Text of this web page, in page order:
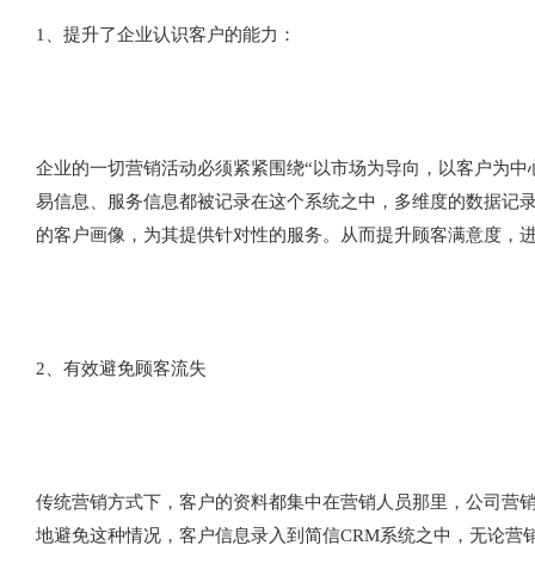
1、提升了企业认识客户的能力：
企业的一切营销活动必须紧紧围绕“以市场为导向，以客户为中
易信息、服务信息都被记录在这个系统之中，多维度的数据记
的客户画像，为其提供针对性的服务。从而提升顾客满意度，
2、有效避免顾客流失
传统营销方式下，客户的资料都集中在营销人员那里，公司营
地避免这种情况，客户信息录入到简信CRM系统之中，无论营